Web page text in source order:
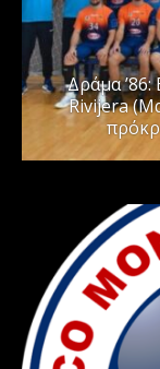
Δράμα
Rivijera